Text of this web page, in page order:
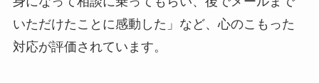
いただけたことに感動した」など、心のこもった
対応が評価されています。